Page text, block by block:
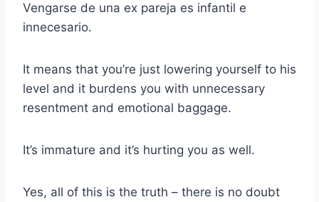
Vengarse de una ex pareja es infantil e
innecesario.
It means that you’re just lowering yourself to his
level and it burdens you with unnecessary
resentment and emotional baggage.
It’s immature and it’s hurting you as well.
Yes, all of this is the truth – there is no doubt